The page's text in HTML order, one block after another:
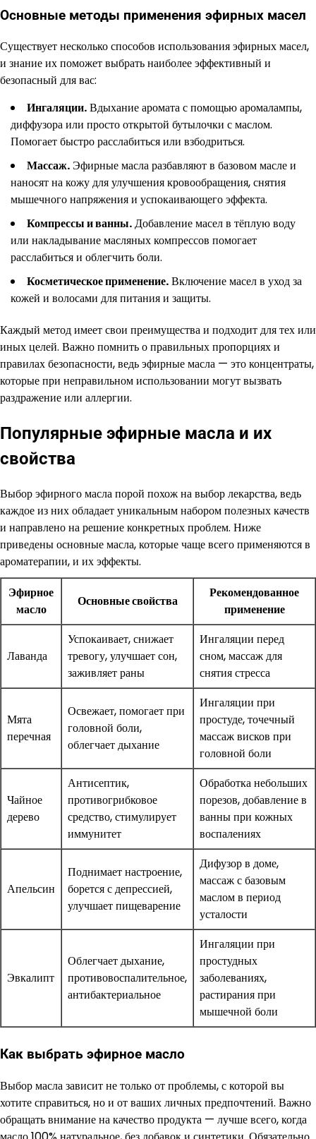
Основные методы применения эфирных масел
Существует несколько способов использования эфирных масел,
и знание их поможет выбрать наиболее эффективный и
безопасный для вас:
Ингаляции.Вдыхание аромата с помощью аромалампы,
диффузора или просто открытой бутылочки с маслом.
Помогает быстро расслабиться или взбодриться.
Массаж.Эфирные масла разбавляют в базовом масле и
наносят на кожу для улучшения кровообращения, снятия
мышечного напряжения и успокаивающего эффекта.
Компрессы и ванны.Добавление масел в тёплую воду
или накладывание масляных компрессов помогает
расслабиться и облегчить боли.
Косметическое применение.Включение масел в уход за
кожей и волосами для питания и защиты.
Каждый метод имеет свои преимущества и подходит для тех или
иных целей. Важно помнить о правильных пропорциях и
правилах безопасности, ведь эфирные масла — это концентраты,
которые при неправильном использовании могут вызвать
раздражение или аллергии.
Популярные эфирные масла и их
свойства
Выбор эфирного масла порой похож на выбор лекарства, ведь
каждое из них обладает уникальным набором полезных качеств
и направлено на решение конкретных проблем. Ниже
приведены основные масла, которые чаще всего применяются в
ароматерапии, и их эффекты.
Эфирное
масло
Основные свойства
Рекомендованное
применение
Лаванда
Успокаивает, снижает
тревогу, улучшает сон,
заживляет раны
Ингаляции перед
сном, массаж для
снятия стресса
Мята
перечная
Освежает, помогает при
головной боли,
облегчает дыхание
Ингаляции при
простуде, точечный
массаж висков при
головной боли
Чайное
дерево
Антисептик,
противогрибковое
средство, стимулирует
иммунитет
Обработка небольших
порезов, добавление в
ванны при кожных
воспалениях
Апельсин
Поднимает настроение,
борется с депрессией,
улучшает пищеварение
Дифузор в доме,
массаж с базовым
маслом в период
усталости
Эвкалипт
Облегчает дыхание,
противовоспалительное,
антибактериальное
Ингаляции при
простудных
заболеваниях,
растирания при
мышечной боли
Как выбрать эфирное масло
Выбор масла зависит не только от проблемы, с которой вы
хотите справиться, но и от ваших личных предпочтений. Важно
обращать внимание на качество продукта — лучше всего, когда